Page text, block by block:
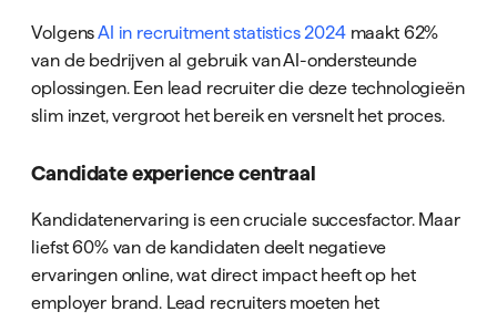
VolgensAI in recruitment statistics 2024maakt 62%
van de bedrijven al gebruik van AI-ondersteunde
oplossingen. Een lead recruiter die deze technologieën
slim inzet, vergroot het bereik en versnelt het proces.
Candidate experience centraal
Kandidatenervaring is een cruciale succesfactor. Maar
liefst 60% van de kandidaten deelt negatieve
ervaringen online, wat direct impact heeft op het
employer brand. Lead recruiters moeten het